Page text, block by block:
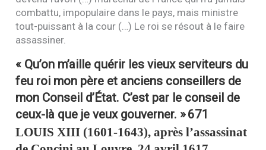
combattu, impopulaire dans le pays, mais ministre
tout-puissant à la cour (…) Le roi se résout à le faire
assassiner.
« Qu’on m’aille quérir les vieux serviteurs du
feu roi mon père et anciens conseillers de
mon Conseil d’État. C’est par le conseil de
ceux-là que je veux gouverner. »671
LOUIS XIII (1601-1643), après l’assassinat